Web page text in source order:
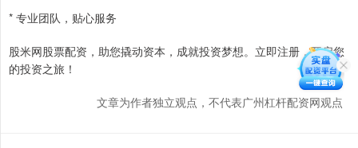
* 专业团队，贴心服务
股米网股票配资，助您撬动资本，成就投资梦想。立即注册，开启您
的投资之旅！
文章为作者独立观点，不代表广州杠杆配资网观点